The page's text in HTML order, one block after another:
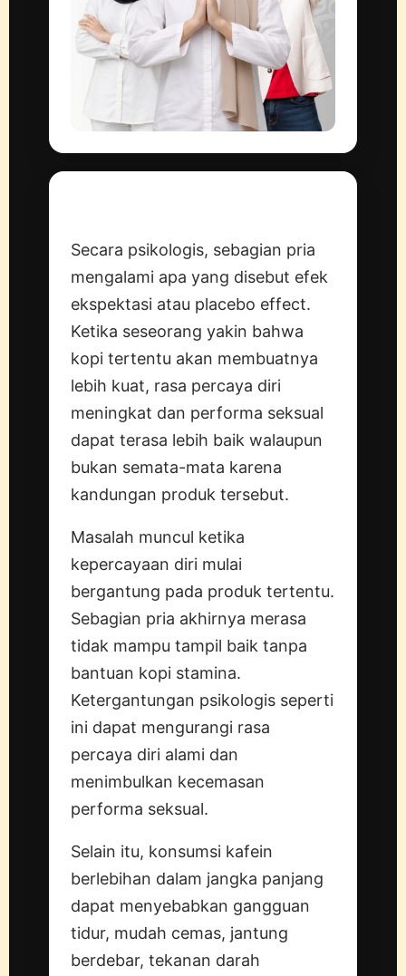
Secara psikologis, sebagian pria
mengalami apa yang disebut efek
ekspektasi atau placebo effect.
Ketika seseorang yakin bahwa
kopi tertentu akan membuatnya
lebih kuat, rasa percaya diri
meningkat dan performa seksual
dapat terasa lebih baik walaupun
bukan semata-mata karena
kandungan produk tersebut.
Masalah muncul ketika
kepercayaan diri mulai
bergantung pada produk tertentu.
Sebagian pria akhirnya merasa
tidak mampu tampil baik tanpa
bantuan kopi stamina.
Ketergantungan psikologis seperti
ini dapat mengurangi rasa
percaya diri alami dan
menimbulkan kecemasan
performa seksual.
Selain itu, konsumsi kafein
berlebihan dalam jangka panjang
dapat menyebabkan gangguan
tidur, mudah cemas, jantung
berdebar, tekanan darah